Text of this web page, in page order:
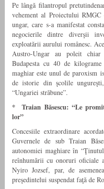
Pe lângă filantropul
vehement al Proiectului
ungar, care s-a manifestat
negocierile dintre diverşii
exploatării aurului românesc.
Austro-Ungar au poleit
Budapesta cu 40 de
maghiar este unul de paroxism
de istorie din şcolile
“Ungariei străbune”.
* Traian Băsescu: “Le
lor”
Concesiile extraordinare
Guvernele de sub Traian
autonomiei maghiare în “Ţinutul
reînhumării cu onoruri oficiale
Nyiro Jozsef, par, de
preşedintelui suspendat faţă de